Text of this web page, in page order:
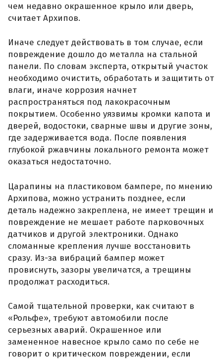
чем недавно окрашенное крыло или дверь,
считает Архипов.
Иначе следует действовать в том случае, если
повреждение дошло до металла на стальной
панели. По словам эксперта, открытый участок
необходимо очистить, обработать и защитить от
влаги, иначе коррозия начнет
распространяться под лакокрасочным
покрытием. Особенно уязвимы кромки капота и
дверей, водостоки, сварные швы и другие зоны,
где задерживается вода. После появления
глубокой ржавчины локального ремонта может
оказаться недостаточно.
Царапины на пластиковом бампере, по мнению
Архипова, можно устранить позднее, если
деталь надежно закреплена, не имеет трещин и
повреждение не мешает работе парковочных
датчиков и другой электроники. Однако
сломанные крепления лучше восстановить
сразу. Из-за вибраций бампер может
провиснуть, зазоры увеличатся, а трещины
продолжат расходиться.
Самой тщательной проверки, как считают в
«Рольфе», требуют автомобили после
серьезных аварий. Окрашенное или
замененное навесное крыло само по себе не
говорит о критическом повреждении, если